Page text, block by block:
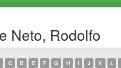
Neto, Rodolfo
C D E F G H I J K L